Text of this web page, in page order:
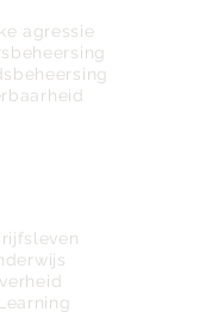
agressie